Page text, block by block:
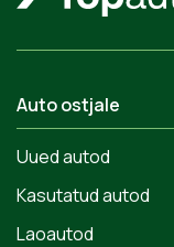
Auto ostjale
Uued autod
Kasutatud autod
Laoautod